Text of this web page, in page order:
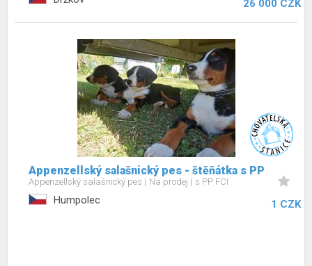
26 000 CZK
Appenzellský salašnický pes - štěňátka s PP
Appenzellský salašnický pes Na prodej s PP FCI
Humpolec 1 CZK